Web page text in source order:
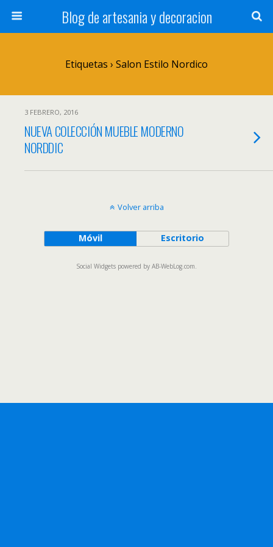
Blog de artesania y decoracion
Etiquetas › Salon Estilo Nordico
3 FEBRERO, 2016
NUEVA COLECCIÓN MUEBLE MODERNO
NORDDIC
Volver arriba
Móvil Escritorio
Social Widgets powered by AB-WebLog.com.